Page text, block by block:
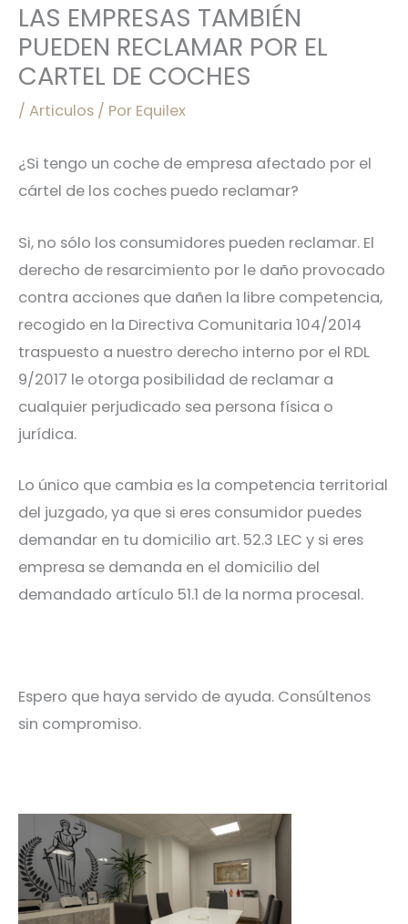
LAS EMPRESAS TAMBIÉN
PUEDEN RECLAMAR POR EL
CARTEL DE COCHES
/ Articulos / Por Equilex
¿Si tengo un coche de empresa afectado por el
cártel de los coches puedo reclamar?
Si, no sólo los consumidores pueden reclamar. El
derecho de resarcimiento por le daño provocado
contra acciones que dañen la libre competencia,
recogido en la Directiva Comunitaria 104/2014
traspuesto a nuestro derecho interno por el RDL
9/2017 le otorga posibilidad de reclamar a
cualquier perjudicado sea persona física o
jurídica.
Lo único que cambia es la competencia territorial
del juzgado, ya que si eres consumidor puedes
demandar en tu domicilio art. 52.3 LEC y si eres
empresa se demanda en el domicilio del
demandado artículo 51.1 de la norma procesal.
Espero que haya servido de ayuda. Consúltenos
sin compromiso.